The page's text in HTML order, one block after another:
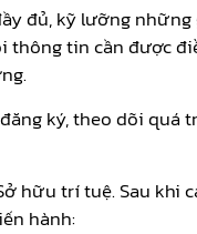
đủ, kỹ lưỡng
thông tin cần được
ký, theo dõi quá
hữu trí tuệ. Sau khi
hành: